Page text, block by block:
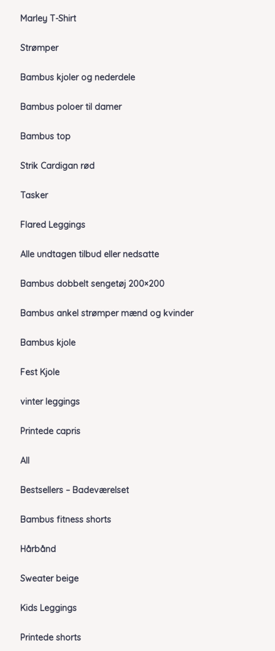
Marley T-Shirt
Strømper
Bambus kjoler og nederdele
Bambus poloer til damer
Bambus top
Strik Cardigan rød
Tasker
Flared Leggings
Alle undtagen tilbud eller nedsatte
Bambus dobbelt sengetøj 200×200
Bambus ankel strømper mænd og kvinder
Bambus kjole
Fest Kjole
vinter leggings
Printede capris
All
Bestsellers – Badeværelset
Bambus fitness shorts
Hårbånd
Sweater beige
Kids Leggings
Printede shorts